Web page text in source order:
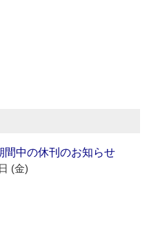
間中の休刊のお知らせ
(金)